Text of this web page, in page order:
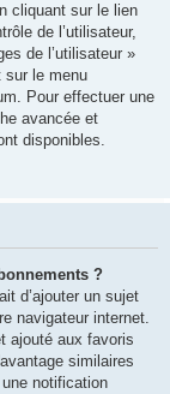
cliquant sur le lien
de l’utilisateur,
de l’utilisateur »
sur le menu
Pour effectuer une
avancée et
disponibles.
?
d’ajouter un sujet
navigateur internet.
ajouté aux favoris
similaires
notification